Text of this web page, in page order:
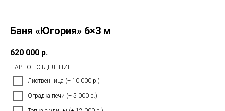
Баня «Югория» 6×3 м
620 000 р.
ПАРНОЕ ОТДЕЛЕНИЕ
Лиственница (+ 10 000 р.)
Оградка печи (+ 5 000 р.)